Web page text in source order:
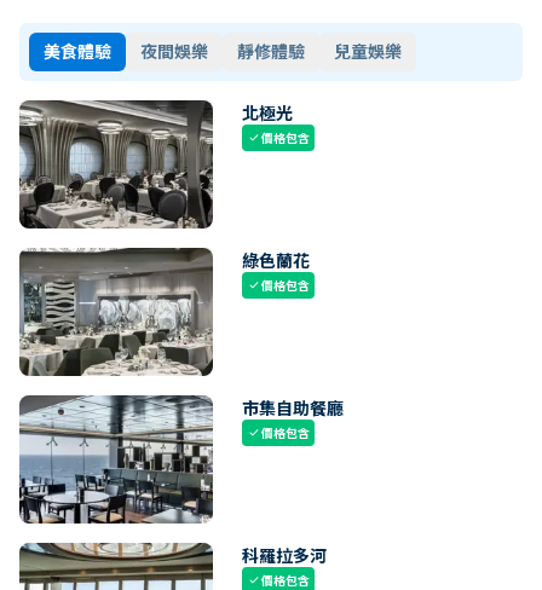
美食體驗 夜間娛樂 靜修體驗 兒童娛樂
北極光
check價格包含
綠色蘭花
check價格包含
市集自助餐廳
check價格包含
科羅拉多河
check價格包含